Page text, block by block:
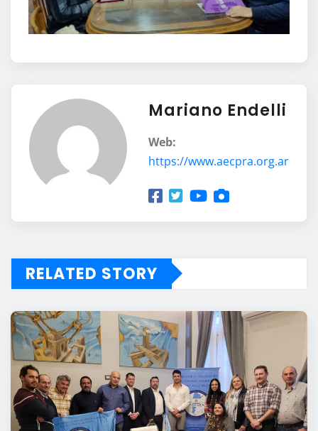
Mariano Endelli
Web:
https://www.aecpra.org.ar
RELATED STORY